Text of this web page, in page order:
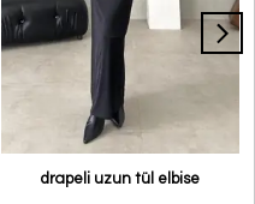
drapeli uzun tül elbise